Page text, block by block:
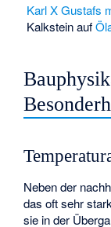
Karl X Gustafs
Kalkstein auf
Neben der
das oft sehr
sie in der